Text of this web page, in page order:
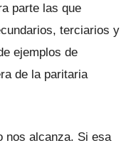
parte las que
terciarios y
ejemplos de
de la paritaria
nos alcanza. Si esa